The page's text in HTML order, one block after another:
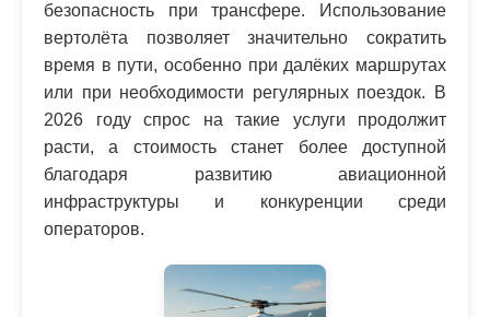
безопасность при трансфере. Использование
вертолёта позволяет значительно сократить
время в пути, особенно при далёких маршрутах
или при необходимости регулярных поездок. В
2026 году спрос на такие услуги продолжит
расти, а стоимость станет более доступной
благодаря развитию авиационной
инфраструктуры и конкуренции среди
операторов.